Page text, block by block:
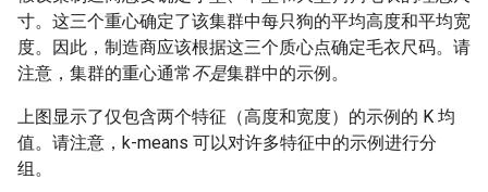
寸。这三个重心确定了该集群中每只狗的平均高度和平均宽
度。因此，制造商应该根据这三个质心点确定毛衣尺码。请
注意，集群的重心通常不是集群中的示例。
上图显示了仅包含两个特征（高度和宽度）的示例的 K 均
值。请注意，k-means 可以对许多特征中的示例进行分
组。